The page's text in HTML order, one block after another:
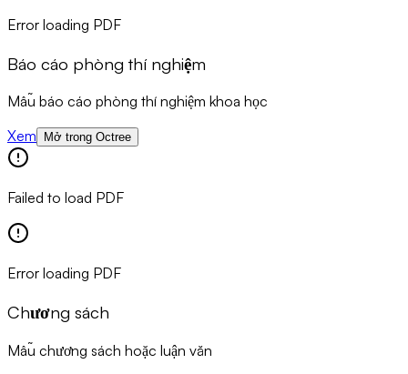
Error loading PDF
Báo cáo phòng thí nghiệm
Mẫu báo cáo phòng thí nghiệm khoa học
Xem
Mở trong Octree
Failed to load PDF
Error loading PDF
Chương sách
Mẫu chương sách hoặc luận văn